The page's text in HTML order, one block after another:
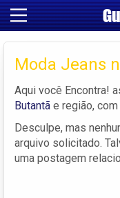
Moda Jeans
Aqui você Encontra!
Butantã e região,
Desculpe, mas
arquivo solicitado.
uma postagem